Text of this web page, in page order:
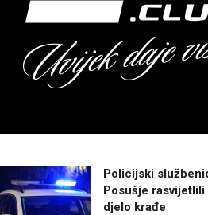
Policijski
Posušje rasvijetlili
djelo krađe